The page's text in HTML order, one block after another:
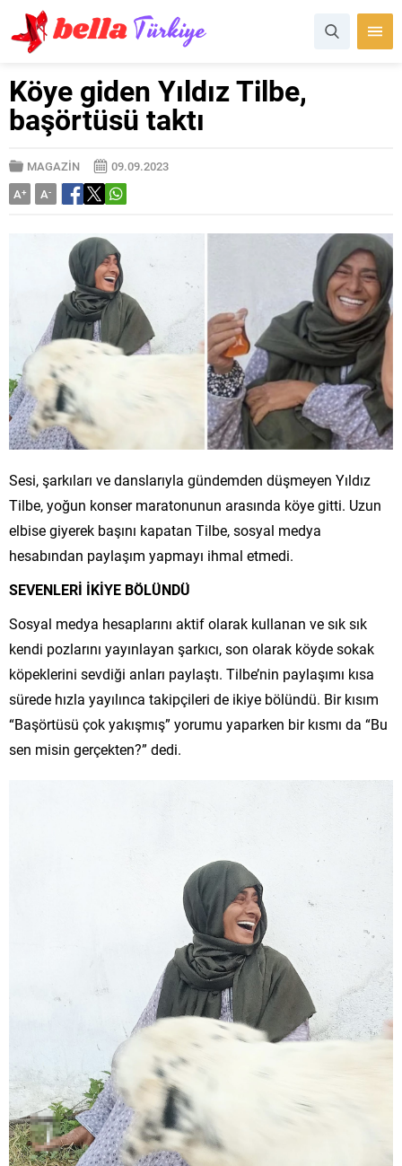
Köye giden Yıldız Tilbe,
başörtüsü taktı
MAGAZİN
09.09.2023
A+ A-
Sesi, şarkıları ve danslarıyla gündemden düşmeyen Yıldız
Tilbe, yoğun konser maratonunun arasında köye gitti. Uzun
elbise giyerek başını kapatan Tilbe, sosyal medya
hesabından paylaşım yapmayı ihmal etmedi.
SEVENLERİ İKİYE BÖLÜNDÜ
Sosyal medya hesaplarını aktif olarak kullanan ve sık sık
kendi pozlarını yayınlayan şarkıcı, son olarak köyde sokak
köpeklerini sevdiği anları paylaştı. Tilbe’nin paylaşımı kısa
sürede hızla yayılınca takipçileri de ikiye bölündü. Bir kısım
“Başörtüsü çok yakışmış” yorumu yaparken bir kısmı da “Bu
sen misin gerçekten?” dedi.